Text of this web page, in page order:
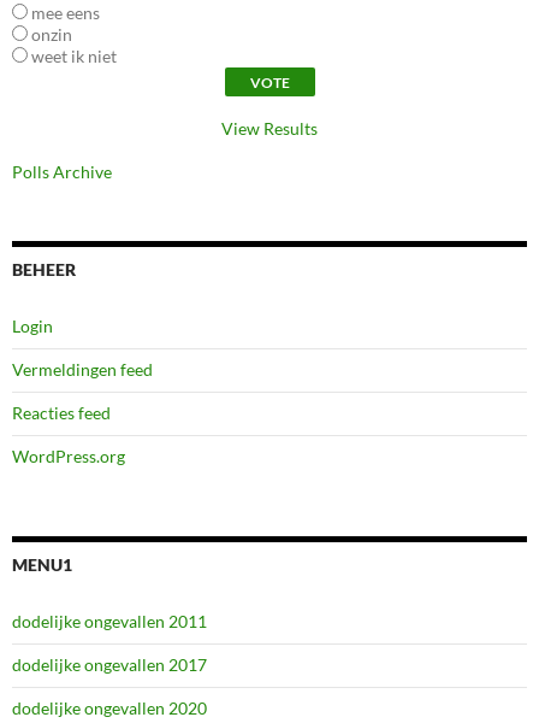
mee eens
onzin
weet ik niet
View Results
Polls Archive
BEHEER
Login
Vermeldingen feed
Reacties feed
WordPress.org
MENU1
dodelijke ongevallen 2011
dodelijke ongevallen 2017
dodelijke ongevallen 2020